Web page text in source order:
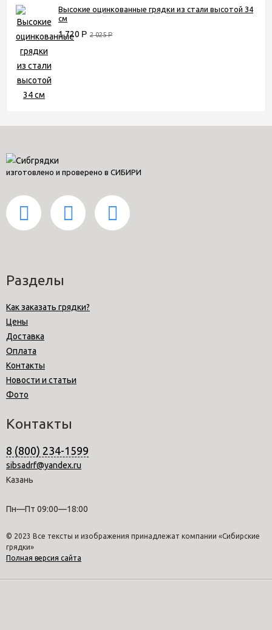
Высокие оцинкованные грядки из стали высотой 34
см
1 720 Р 2 025Р
изготовлено и проверено в СИБИРИ
Разделы
Как заказать грядки?
Цены
Доставка
Оплата
Контакты
Новости и статьи
Фото
Контакты
8 (800) 234-1599
sibsadrf@yandex.ru
Казань
Пн—Пт 09:00—18:00
© 2023 Все тексты и изображения принадлежат компании «Сибирские
грядки»
Полная версия сайта